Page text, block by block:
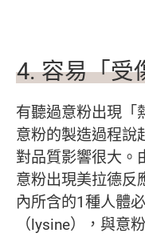
4.容易「受
有聽過意粉出現「
意粉的製造過程說
對品質影響很大。
意粉出現美拉德反
內所含的1種人體
（lysine），與意